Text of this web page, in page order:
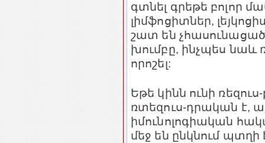
գտնել գրեթե բոլոր
լիմֆոցիտներ,
շատ են
խումբը, ինչպես նաև
որոշել:
Եթե կինն ունի
ռտեզուս-դրական է,
իմունոլոգիական
մեջ են ընկնում պտղի